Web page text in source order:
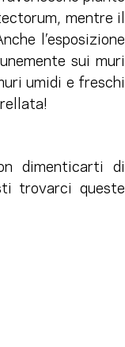
mentre il
l’esposizione
sui muri
umidi e freschi
dimenticarti di
trovarci queste